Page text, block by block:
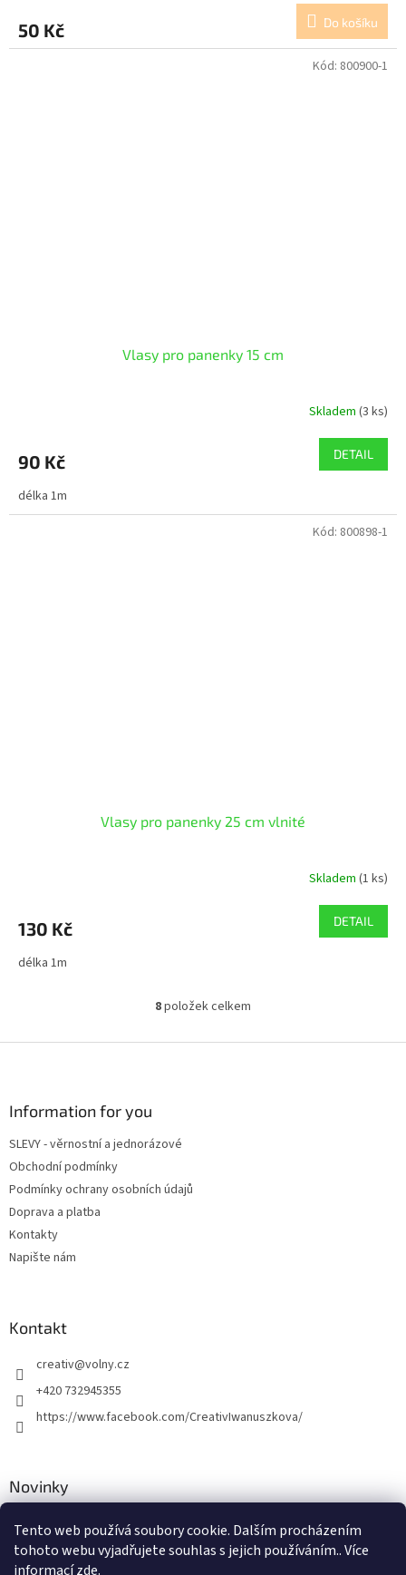
Tento web používá soubory cookie. Dalším procházením
tohoto webu vyjadřujete souhlas s jejich používáním.. Více
informacízde.
50 Kč Do košíku
Vlasy pro panenky 15 cm
Skladem (3 ks)
90 Kč DETAIL
délka 1m
Kód: 800900-1
Vlasy pro panenky 25 cm vlnité
Skladem (1 ks)
130 Kč DETAIL
délka 1m
Kód: 800898-1
O
l
8položek celkem
Information for you
SLEVY - věrnostní a jednorázové
Obchodní podmínky
Podmínky ochrany osobních údajů
Doprava a platba
Kontakty
Napište nám
Kontakt
creativ@volny.cz
+420 732945355
https://www.facebook.com/CreativIwanuszkova/
Novinky
30.8.2018